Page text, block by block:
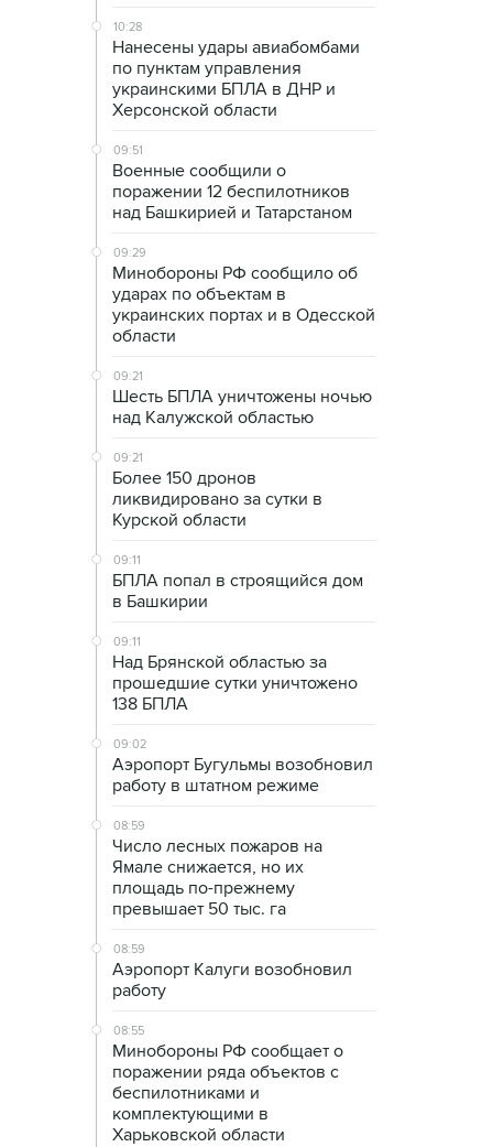
10:28
Нанесены удары авиабомбами
по пунктам управления
украинскими БПЛА в ДНР и
Херсонской области
09:51
Военные сообщили о
поражении 12 беспилотников
над Башкирией и Татарстаном
09:29
Минобороны РФ сообщило об
ударах по объектам в
украинских портах и в Одесской
области
09:21
Шесть БПЛА уничтожены ночью
над Калужской областью
09:21
Более 150 дронов
ликвидировано за сутки в
Курской области
09:11
БПЛА попал в строящийся дом
в Башкирии
09:11
Над Брянской областью за
прошедшие сутки уничтожено
138 БПЛА
09:02
Аэропорт Бугульмы возобновил
работу в штатном режиме
08:59
Число лесных пожаров на
Ямале снижается, но их
площадь по-прежнему
превышает 50 тыс. га
08:59
Аэропорт Калуги возобновил
работу
08:55
Минобороны РФ сообщает о
поражении ряда объектов с
беспилотниками и
комплектующими в
Харьковской области